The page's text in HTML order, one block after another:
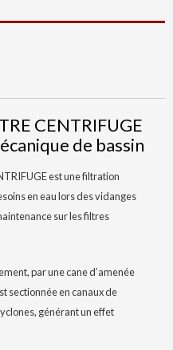
CENTRIFUGE
de bassin
est une filtration
en eau lors des vidanges
sur les filtres
par une cane d’amenée
sectionnée en canaux de
générant un effet